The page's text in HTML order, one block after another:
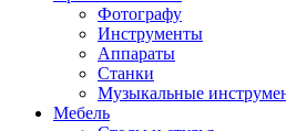
Фотографу
Инструменты
Аппараты
Станки
Музыкальные
Мебель